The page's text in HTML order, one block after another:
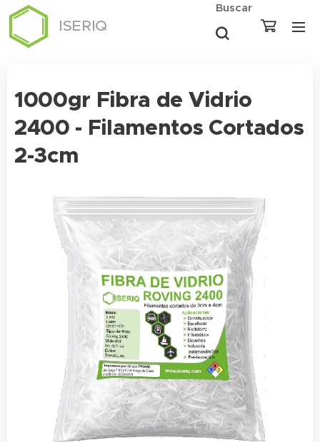
ISERIQ
Buscar
1000gr Fibra de Vidrio
2400 - Filamentos Cortados
2-3cm